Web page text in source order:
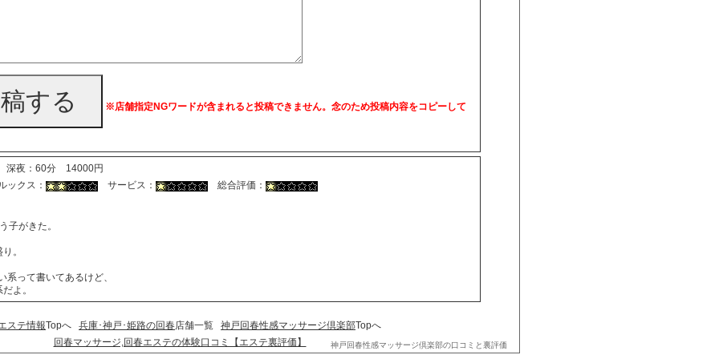
神戸回春性感マッサージ倶楽部の口コミと裏評価
する ※店舗指定NGワードが含まれると投稿できません。念のため投稿内容をコピーして
夜：60分 14000円
クス：
サービス： 総合評価：
子がきた。
。
系って書いてあるけど、
よ。
ステ情報Topへ 兵庫･神戸･姫路の回春店舗一覧 神戸回春性感マッサージ倶楽部Topへ
回春マッサージ,回春エステの体験口コミ【エステ裏評価】